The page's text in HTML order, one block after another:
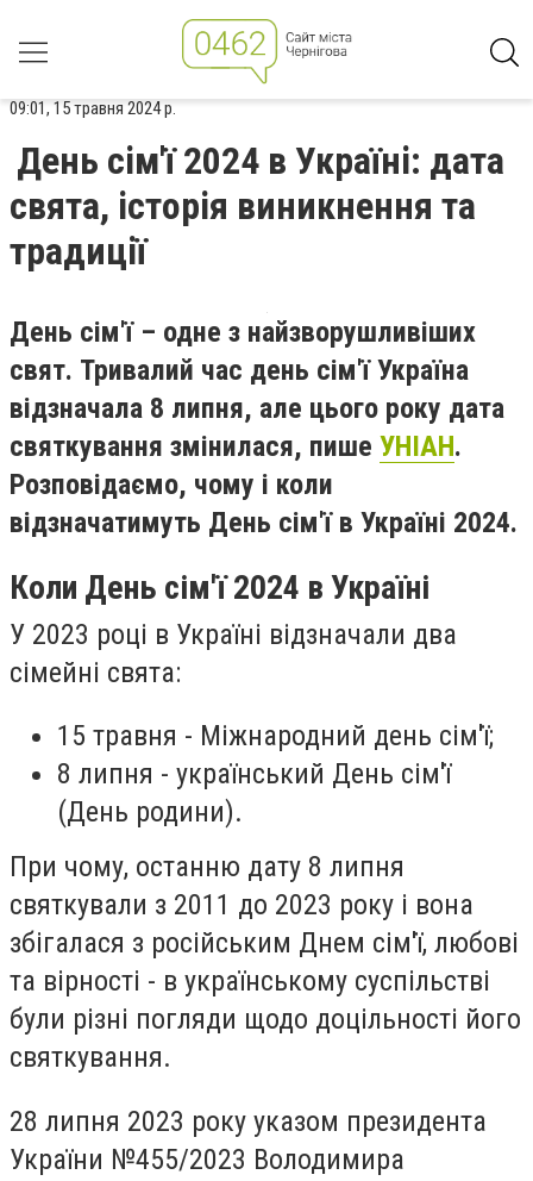
09:01, 15 травня 2024 р.
День сім'ї 2024 в Україні: дата
свята, історія виникнення та
традиції
День сім'ї – одне з найзворушливіших
свят. Тривалий час день сім'ї Україна
відзначала 8 липня, але цього року дата
святкування змінилася, пише УНІАН.
Розповідаємо, чому і коли
відзначатимуть День сім'ї в Україні 2024.
Коли День сім'ї 2024 в Україні
У 2023 році в Україні відзначали два
сімейні свята:
15 травня - Міжнародний день сім'ї;
8 липня - український День сім'ї
(День родини).
При чому, останню дату 8 липня
святкували з 2011 до 2023 року і вона
збігалася з російським Днем сім'ї, любові
та вірності - в українському суспільстві
були різні погляди щодо доцільності його
святкування.
28 липня 2023 року указом президента
України №455/2023 Володимира